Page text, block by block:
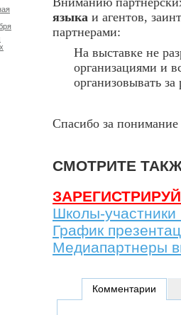
языка и агентов,
партнерами:
На выставке не
организациями и
организовывать
Спасибо за понимание
СМОТРИТЕ
Школы-участники
График
Медиапартнеры
Комментарии